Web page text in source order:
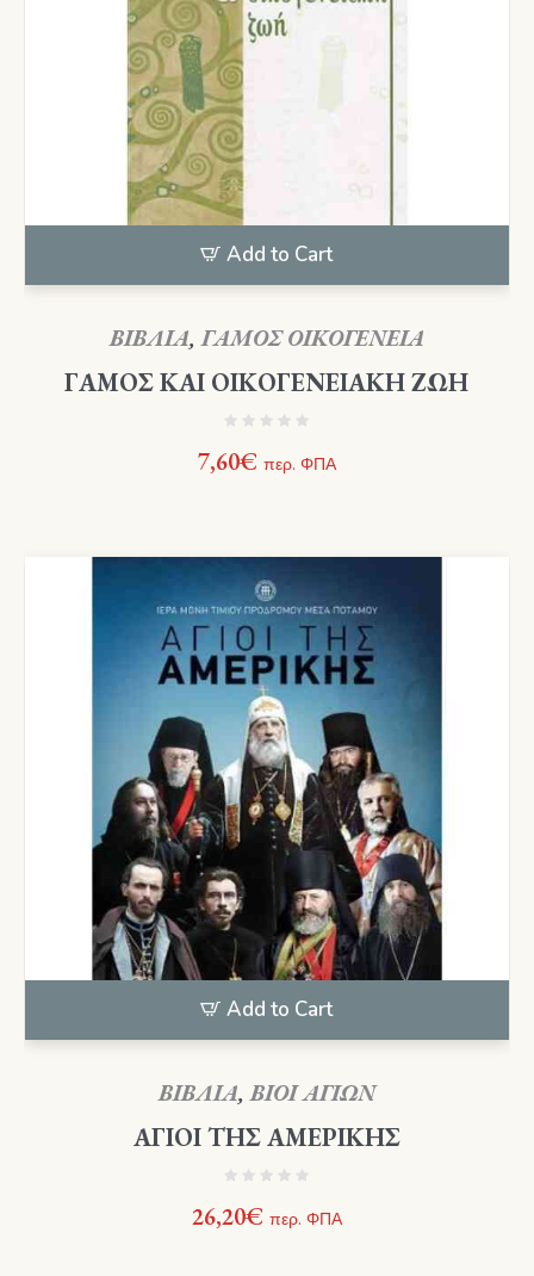
Add to Cart
ΒΙΒΛΙΑ,ΓΑΜΟΣ ΟΙΚΟΓΕΝΕΙΑ
ΓΑΜΟΣ ΚΑΙ ΟΙΚΟΓΕΝΕΙΑΚΗ ΖΩΗ
7,60€ περ. ΦΠΑ
Add to Cart
ΒΙΒΛΙΑ,ΒΙΟΙ ΑΓΙΩΝ
ΑΓΙΟΙ ΤΗΣ ΑΜΕΡΙΚΗΣ
26,20€ περ. ΦΠΑ